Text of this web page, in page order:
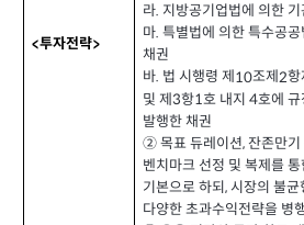
<투자전략>
라. 지방공기업법에 의한
마.특별법에 의한 특수공
채권
바. 법 시행령 제 10조제2항
및 제3항1호 내지 4호에 규
발행한 채권
② 목표 듀레이션,잔존만
벤치마크 선정 및 복제를
기본으로 하되,시장의 불균
다양한 초과수익전략을 병